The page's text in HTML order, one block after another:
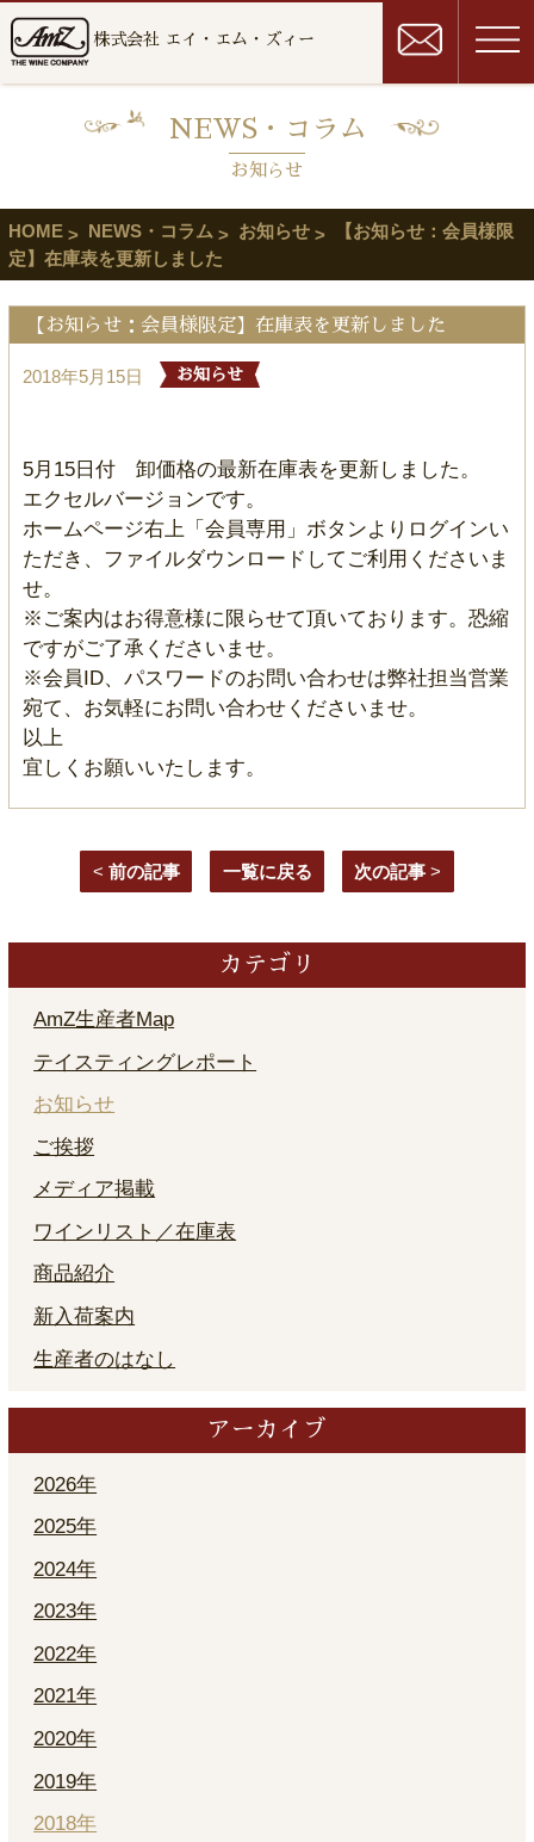
株式会社 エイ・エム・ズィー
NEWS・コラム
お知らせ
HOME NEWS・コラム お知らせ
【お知らせ：会員様限
定】在庫表を更新しました
【お知らせ：会員様限定】在庫表を更新しました
2018年5月15日 お知らせ
5月15日付 卸価格の最新在庫表を更新しました。
エクセルバージョンです。
ホームページ右上「会員専用」ボタンよりログインい
ただき、ファイルダウンロードしてご利用くださいま
せ。
※ご案内はお得意様に限らせて頂いております。恐縮
ですがご了承くださいませ。
※会員ID、パスワードのお問い合わせは弊社担当営業
宛て、お気軽にお問い合わせくださいませ。
以上
宜しくお願いいたします。
< 前の記事 一覧に戻る 次の記事 >
カテゴリ
AmZ生産者Map
テイスティングレポート
お知らせ
ご挨拶
メディア掲載
ワインリスト／在庫表
商品紹介
新入荷案内
生産者のはなし
アーカイブ
2026年
2025年
2024年
2023年
2022年
2021年
2020年
2019年
2018年